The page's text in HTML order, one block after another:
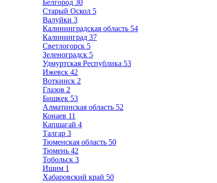
Белгород 30
Старый Оскол 5
Валуйки 3
Калининградская область 54
Калининград 37
Светлогорск 5
Зеленоградск 5
Удмуртская Республика 53
Ижевск 42
Воткинск 2
Глазов 2
Бишкек 53
Алматинская область 52
Конаев 11
Капшагай 4
Талгар 3
Тюменская область 50
Тюмень 42
Тобольск 3
Ишим 1
Хабаровский край 50